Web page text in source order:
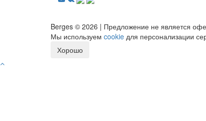
Berges © 2026 | Предложение не является
Мы используем cookie для персонализации
Хорошо